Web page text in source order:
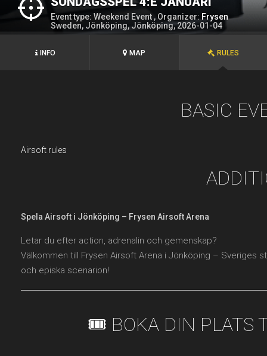
Event type: Weekend Event , Organizer: Frysen
Sweden, Jönköping, Jönköping, 2026-01-04
INFO MAP RULES
BASIC
Airsoft rules
Spela Airsoft i Jönköping – Frysen Airsoft Arena
Letar du efter action, adrenalin och gemenskap?
Välkommen till Frysen Airsoft Arena i Jönköping – Sveriges
och episka scenarion!
🎟️ BOKA DIN PLATS